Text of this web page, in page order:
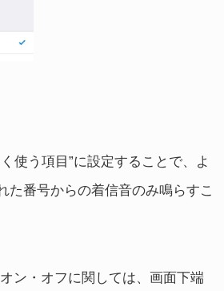
使う項目”に設定することで、よ
た番号からの着信音のみ鳴らすこ
ン・オフに関しては、画面下端